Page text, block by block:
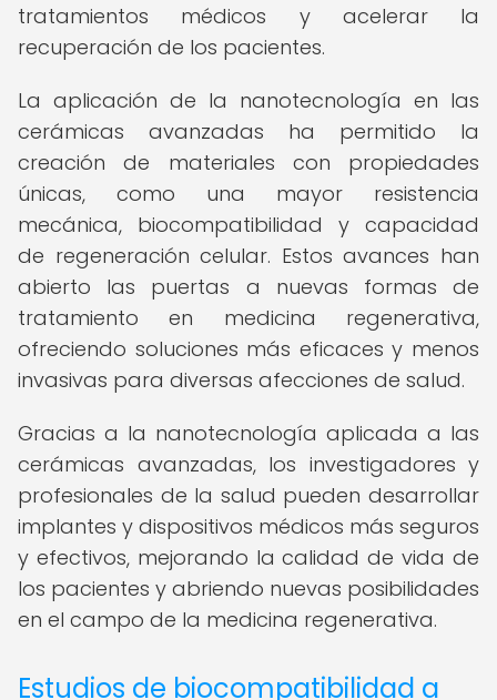
tratamientos médicos y acelerar la
recuperación de los pacientes.
La aplicación de la nanotecnología en las
cerámicas avanzadas ha permitido la
creación de materiales con propiedades
únicas, como una mayor resistencia
mecánica, biocompatibilidad y capacidad
de regeneración celular. Estos avances han
abierto las puertas a nuevas formas de
tratamiento en medicina regenerativa,
ofreciendo soluciones más eficaces y menos
invasivas para diversas afecciones de salud.
Gracias a la nanotecnología aplicada a las
cerámicas avanzadas, los investigadores y
profesionales de la salud pueden desarrollar
implantes y dispositivos médicos más seguros
y efectivos, mejorando la calidad de vida de
los pacientes y abriendo nuevas posibilidades
en el campo de la medicina regenerativa.
Estudios de biocompatibilidad a